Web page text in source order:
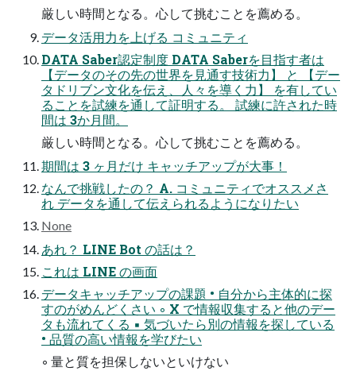
厳しい時間となる。心して挑むことを薦める。
データ活用力を上げる コミュニティ
DATA Saber認定制度 DATA Saberを目指す者は
【データのその先の世界を見通す技術力】 と 【デー
タドリブン文化を伝え、人々を導く力】 を有してい
ることを試練を通して証明する。 試練に許された時
間は 3か月間。
厳しい時間となる。心して挑むことを薦める。
期間は 3 ヶ月だけ キャッチアップが大事！
なんで挑戦したの？ A. コミュニティでオススメさ
れ データを通して伝えられるようになりたい
None
あれ？ LINE Bot の話は？
これは LINE の画面
データキャッチアップの課題 • 自分から主体的に探
すのがめんどくさい ◦ X で情報収集すると他のデー
タも流れてくる ▪ 気づいたら別の情報を探している
• 品質の高い情報を学びたい
◦ 量と質を担保しないといけない